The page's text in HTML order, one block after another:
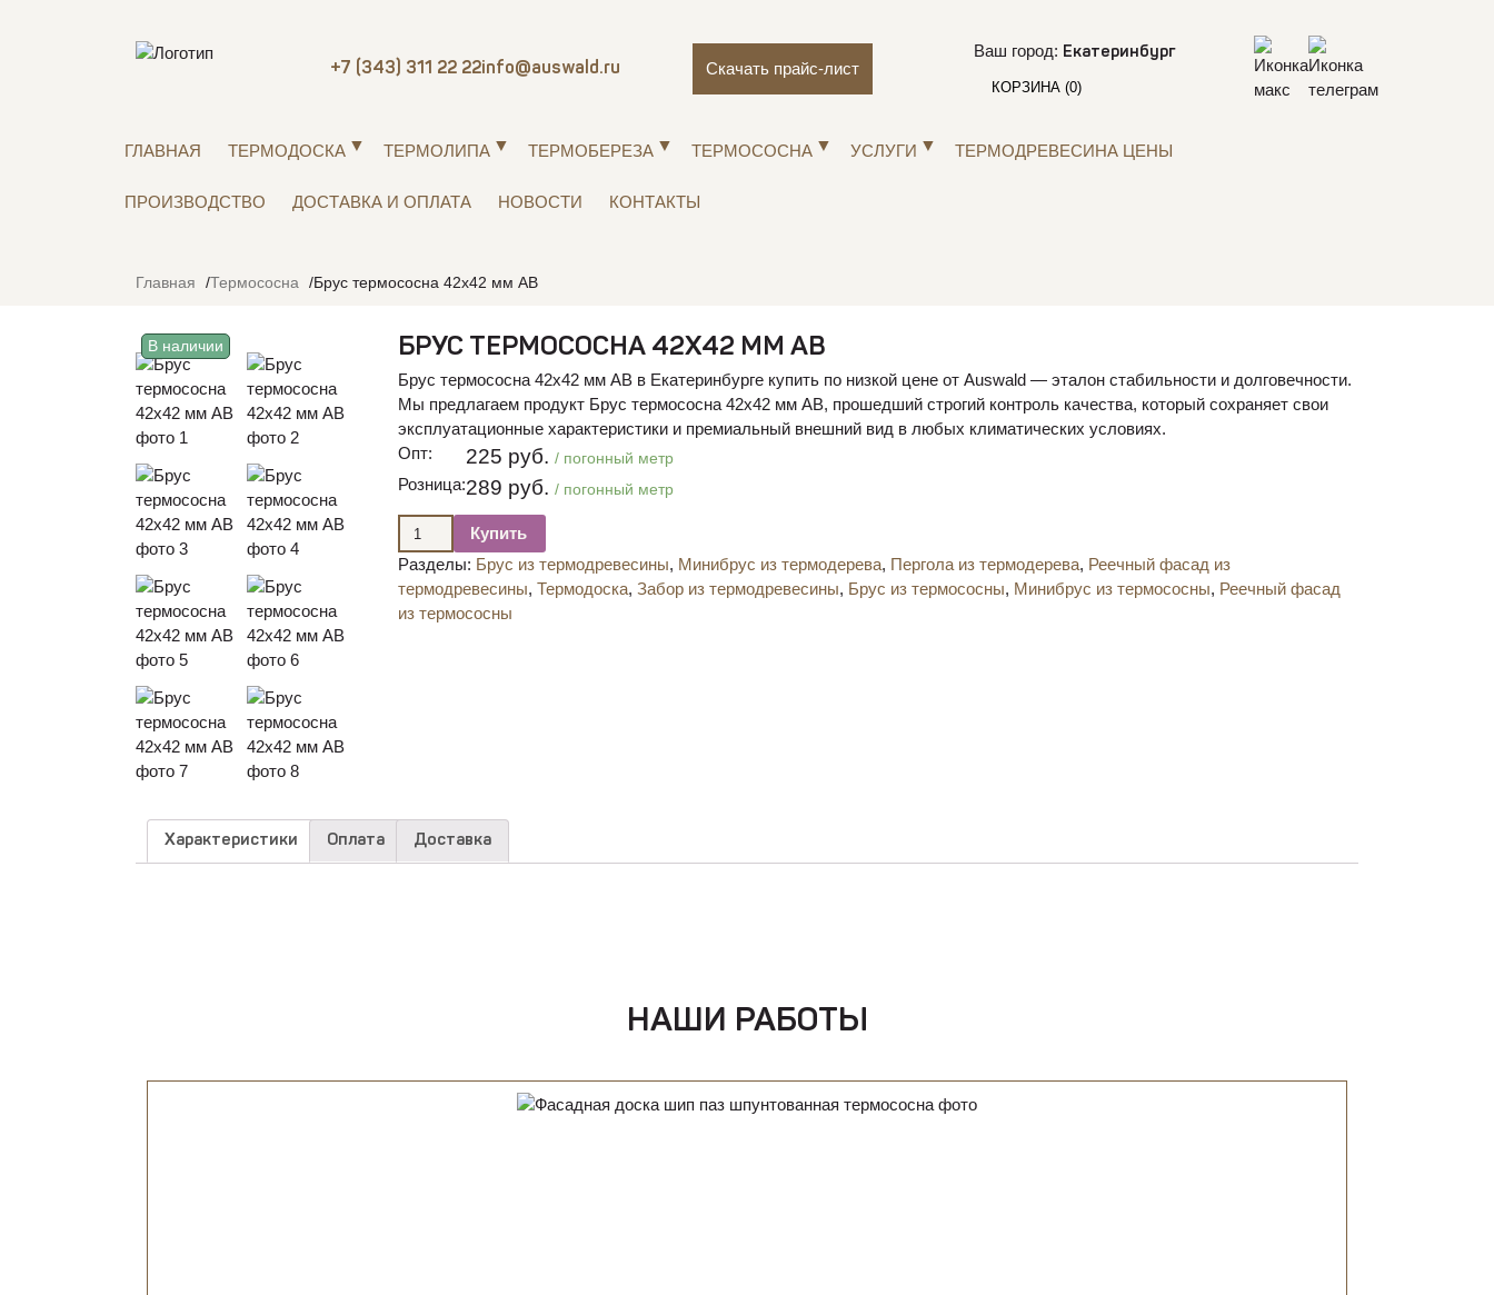
+7 (343) 311 22 22info@auswald.ru Скачать прайс-лист
Ваш город: Екатеринбург
КОРЗИНА (0)
ГЛАВНАЯ ТЕРМОДОСКА ТЕРМОЛИПА ТЕРМОБЕРЕЗА ТЕРМОСОСНА УСЛУГИ ТЕРМОДРЕВЕСИНА ЦЕНЫ
ПРОИЗВОДСТВО ДОСТАВКА И ОПЛАТА НОВОСТИ КОНТАКТЫ
Главная Термососна Брус термососна 42х42 мм АВ
БРУС ТЕРМОСОСНА 42Х42 ММ АВ
Брус термососна 42х42 мм АВ в Екатеринбурге купить по низкой цене от Auswald — эталон стабильности и долговечности.
Мы предлагаем продукт Брус термососна 42х42 мм АВ, прошедший строгий контроль качества, который сохраняет свои
эксплуатационные характеристики и премиальный внешний вид в любых климатических условиях.
Опт:
225 руб. / погонный метр
Розница:289 руб. / погонный метр
Купить
Разделы: Брус из термодревесины, Минибрус из термодерева, Пергола из термодерева, Реечный фасад из
термодревесины, Термодоска, Забор из термодревесины, Брус из термососны, Минибрус из термососны, Реечный фасад
из термососны
В наличии
Характеристики Оплата Доставка
НАШИ РАБОТЫ